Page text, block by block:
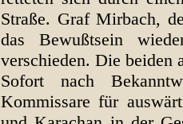
Straße. Graf Mirbach,
das Bewußtsein
verschieden. Die beiden
Sofort nach
Kommissare für